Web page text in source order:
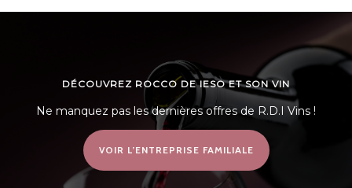
DÉCOUVREZ ROCCO DE IESO ET SON VIN
Ne manquez pas les dernières offres de R.D.I Vins !
VOIR L’ENTREPRISE FAMILIALE